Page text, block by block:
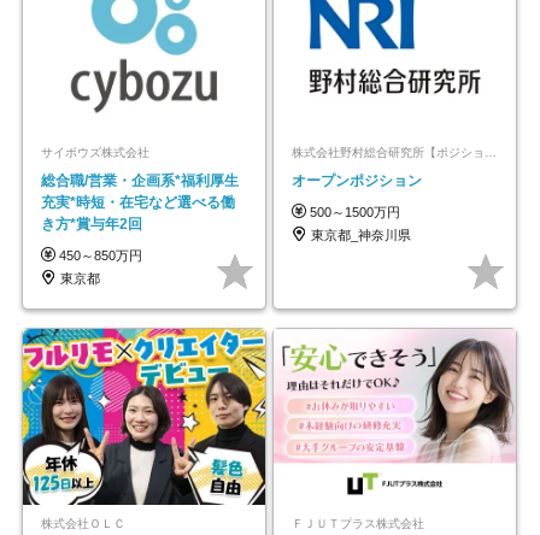
サイボウズ株式会社
総合職/営業・企画系*福利厚生
充実*時短・在宅など選べる働
き方*賞与年2回
450～850万円
東京都
オープンポジション
500～1500万円
東京都_神奈川県
株式会社ＯＬＣ ＦＪＵＴプラス株式会社